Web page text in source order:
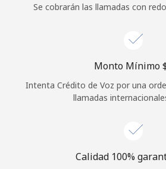
Se cobrarán las llamadas con
Monto Mínimo
Intenta Crédito de Voz por una
llamadas
Calidad 100%